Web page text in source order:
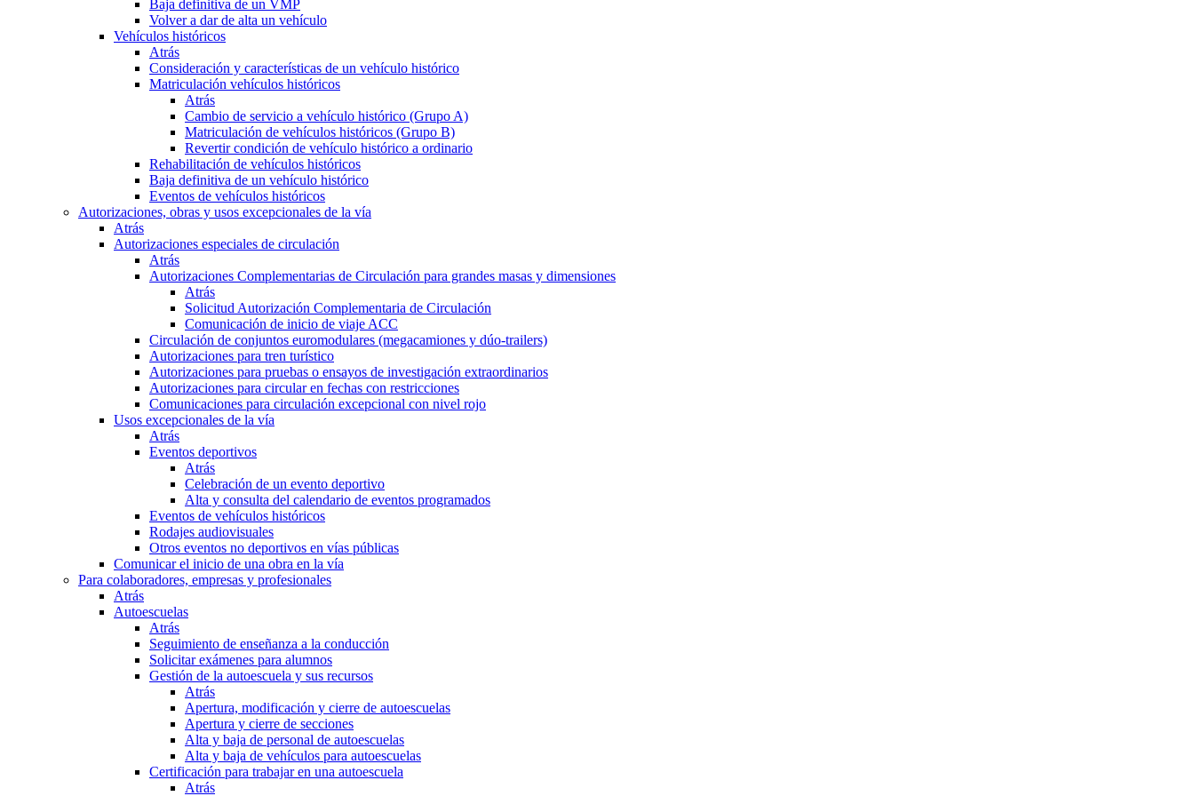
Baja definitiva de un VMP
Volver a dar de alta un vehículo
Vehículos históricos
Atrás
Consideración y características de un vehículo histórico
Matriculación vehículos históricos
Atrás
Cambio de servicio a vehículo histórico (Grupo A)
Matriculación de vehículos históricos (Grupo B)
Revertir condición de vehículo histórico a ordinario
Rehabilitación de vehículos históricos
Baja definitiva de un vehículo histórico
Eventos de vehículos históricos
Autorizaciones, obras y usos excepcionales de la vía
Atrás
Autorizaciones especiales de circulación
Atrás
Autorizaciones Complementarias de Circulación para grandes masas y dimensiones
Atrás
Solicitud Autorización Complementaria de Circulación
Comunicación de inicio de viaje ACC
Circulación de conjuntos euromodulares (megacamiones y dúo-trailers)
Autorizaciones para tren turístico
Autorizaciones para pruebas o ensayos de investigación extraordinarios
Autorizaciones para circular en fechas con restricciones
Comunicaciones para circulación excepcional con nivel rojo
Usos excepcionales de la vía
Atrás
Eventos deportivos
Atrás
Celebración de un evento deportivo
Alta y consulta del calendario de eventos programados
Eventos de vehículos históricos
Rodajes audiovisuales
Otros eventos no deportivos en vías públicas
Comunicar el inicio de una obra en la vía
Para colaboradores, empresas y profesionales
Atrás
Autoescuelas
Atrás
Seguimiento de enseñanza a la conducción
Solicitar exámenes para alumnos
Gestión de la autoescuela y sus recursos
Atrás
Apertura, modificación y cierre de autoescuelas
Apertura y cierre de secciones
Alta y baja de personal de autoescuelas
Alta y baja de vehículos para autoescuelas
Certificación para trabajar en una autoescuela
Atrás